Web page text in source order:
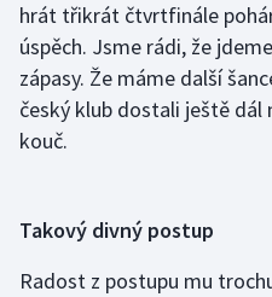
Plavání
Plážový volejbal
Ragby
hrát třikrát čtvrtfinále
úspěch. Jsme rádi, že
zápasy. Že máme další
český klub dostali ještě
kouč.
Takový divný postup
Radost z postupu mu